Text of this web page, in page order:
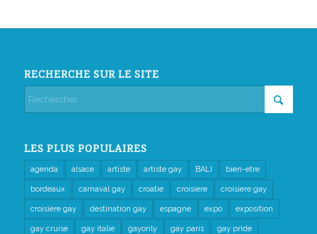
RECHERCHE SUR LE SITE
LES PLUS POPULAIRES
agenda alsace artiste artiste gay BALI bien-etre
bordeaux carnaval gay croatie croisiere croisiere gay
croisière gay destination gay espagne expo exposition
gay cruise gay italie gayonly gay paris gay pride